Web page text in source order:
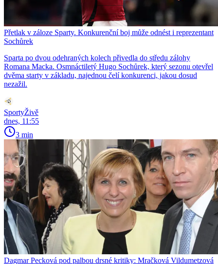
Přetlak v záloze Sparty. Konkurenční boj může odnést i reprezentant
Sochůrek
Sparta po dvou odehraných kolech přivedla do středu zálohy
Romana Macka. Osmnáctiletý Hugo Sochůrek, který sezonu otevřel
dvěma starty v základu, najednou čelí konkurenci, jakou dosud
nezažil.
SportyŽivě
dnes, 11:55
3 min
Dagmar Pecková pod palbou drsné kritiky: Mračková Vildumetzová